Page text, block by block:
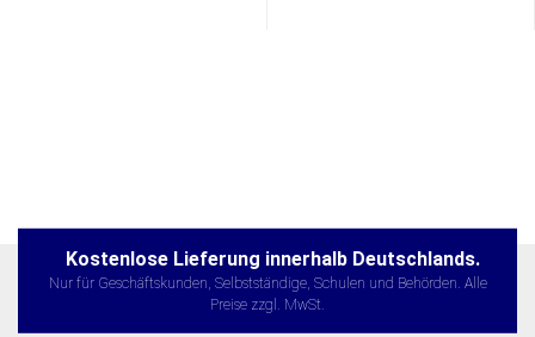
Kostenlose Lieferung innerhalb Deutschlands.
Nur für Geschäftskunden, Selbstständige, Schulen und Behörden. Alle
Preise zzgl. MwSt.